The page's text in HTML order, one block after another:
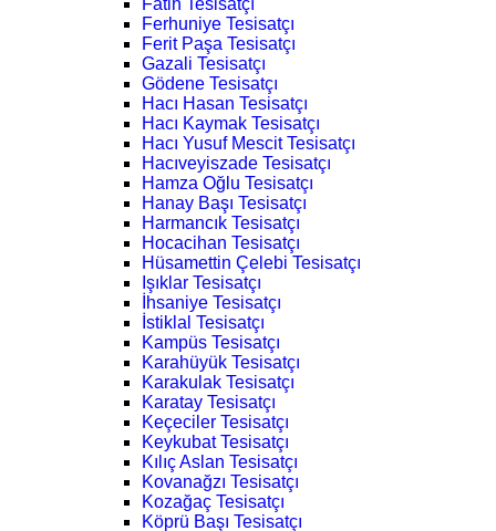
Fatih Tesisatçı
Ferhuniye Tesisatçı
Ferit Paşa Tesisatçı
Gazali Tesisatçı
Gödene Tesisatçı
Hacı Hasan Tesisatçı
Hacı Kaymak Tesisatçı
Hacı Yusuf Mescit Tesisatçı
Hacıveyiszade Tesisatçı
Hamza Oğlu Tesisatçı
Hanay Başı Tesisatçı
Harmancık Tesisatçı
Hocacihan Tesisatçı
Hüsamettin Çelebi Tesisatçı
Işıklar Tesisatçı
İhsaniye Tesisatçı
İstiklal Tesisatçı
Kampüs Tesisatçı
Karahüyük Tesisatçı
Karakulak Tesisatçı
Karatay Tesisatçı
Keçeciler Tesisatçı
Keykubat Tesisatçı
Kılıç Aslan Tesisatçı
Kovanağzı Tesisatçı
Kozağaç Tesisatçı
Köprü Başı Tesisatçı